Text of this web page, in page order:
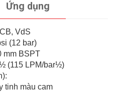
Ứng dụng
VdS
(12 bar)
mm BSPT
(115 LPM/bar½)
tinh màu cam